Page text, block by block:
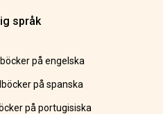
språk
på engelska
på spanska
på portugisiska